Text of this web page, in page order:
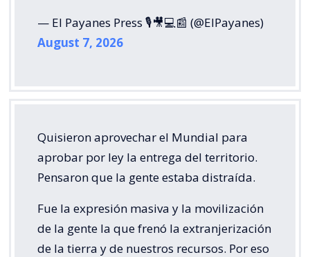
— El Payanes Press 🎙️🎥💻📰 (@ElPayanes)
August 7, 2026
Quisieron aprovechar el Mundial para
aprobar por ley la entrega del territorio.
Pensaron que la gente estaba distraída.
Fue la expresión masiva y la movilización
de la gente la que frenó la extranjerización
de la tierra y de nuestros recursos. Por eso